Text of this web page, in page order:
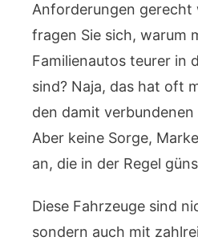
Anforderungen gerecht
fragen Sie sich, warum
Familienautos teurer in
sind? Naja, das hat oft
den damit verbundenen
Aber keine Sorge,
an, die in der Regel
Diese Fahrzeuge sind
sondern auch mit